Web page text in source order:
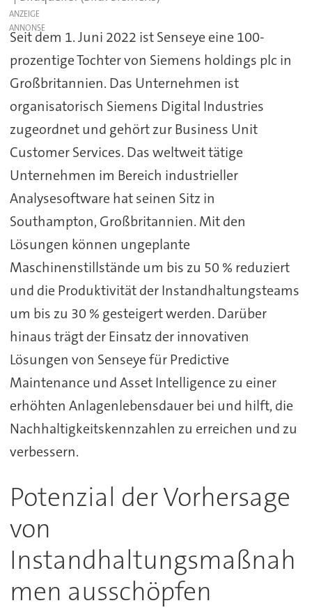
ANZEIGE
Seit dem 1. Juni 2022 ist Senseye eine 100-
prozentige Tochter von Siemens holdings plc in
Großbritannien. Das Unternehmen ist
organisatorisch Siemens Digital Industries
zugeordnet und gehört zur Business Unit
Customer Services. Das weltweit tätige
Unternehmen im Bereich industrieller
Analysesoftware hat seinen Sitz in
Southampton, Großbritannien. Mit den
Lösungen können ungeplante
Maschinenstillstände um bis zu 50 % reduziert
und die Produktivität der Instandhaltungsteams
um bis zu 30 % gesteigert werden. Darüber
hinaus trägt der Einsatz der innovativen
Lösungen von Senseye für Predictive
Maintenance und Asset Intelligence zu einer
erhöhten Anlagenlebensdauer bei und hilft, die
Nachhaltigkeitskennzahlen zu erreichen und zu
verbessern.
Potenzial der Vorhersage
von
Instandhaltungsmaßnah
men ausschöpfen